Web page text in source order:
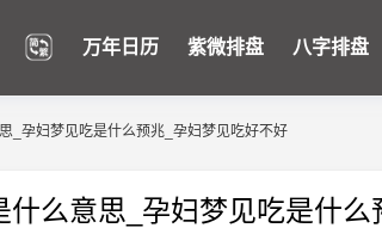
万年日历 紫微排盘 八字排盘
_孕妇梦见吃是什么预兆_孕妇梦见吃好不好
什么意思_孕妇梦见吃是什